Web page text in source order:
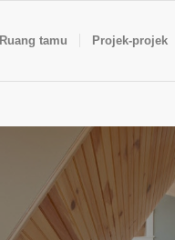
Ruang tamu Projek-projek